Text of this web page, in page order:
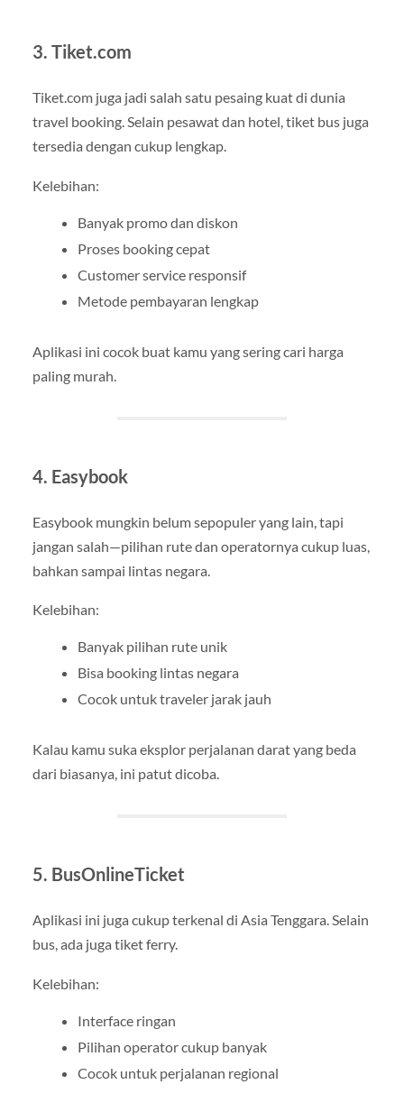
3. Tiket.com
Tiket.com juga jadi salah satu pesaing kuat di dunia
travel booking. Selain pesawat dan hotel, tiket bus juga
tersedia dengan cukup lengkap.
Kelebihan:
Banyak promo dan diskon
Proses booking cepat
Customer service responsif
Metode pembayaran lengkap
Aplikasi ini cocok buat kamu yang sering cari harga
paling murah.
4. Easybook
Easybook mungkin belum sepopuler yang lain, tapi
jangan salah—pilihan rute dan operatornya cukup luas,
bahkan sampai lintas negara.
Kelebihan:
Banyak pilihan rute unik
Bisa booking lintas negara
Cocok untuk traveler jarak jauh
Kalau kamu suka eksplor perjalanan darat yang beda
dari biasanya, ini patut dicoba.
5. BusOnlineTicket
Aplikasi ini juga cukup terkenal di Asia Tenggara. Selain
bus, ada juga tiket ferry.
Kelebihan:
Interface ringan
Pilihan operator cukup banyak
Cocok untuk perjalanan regional